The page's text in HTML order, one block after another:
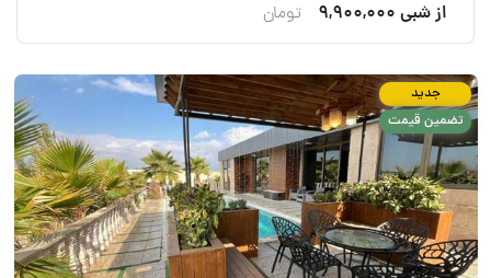
از شبی 9,900,000 تومان
جدید
تضمین قیمت